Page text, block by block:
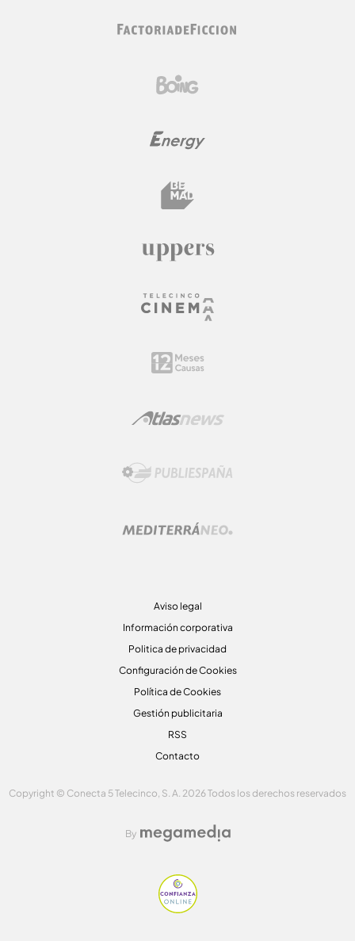
Aviso legal
Información corporativa
Politica de privacidad
Configuración de Cookies
Política de Cookies
Gestión publicitaria
RSS
Contacto
Copyright © Conecta 5 Telecinco, S. A. 2026 Todos los derechos reservados
By